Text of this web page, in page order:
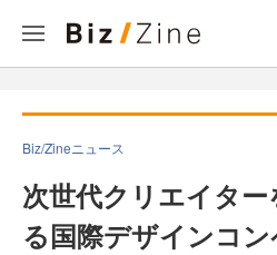
Biz/Zineニュース
次世代クリエイタ
る国際デザインコ